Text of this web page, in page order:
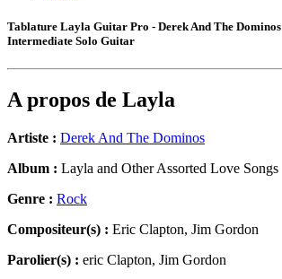
Tablature Layla Guitar Pro - Derek And The Dominos
Intermediate Solo Guitar
A propos de Layla
Artiste : Derek And The Dominos
Album : Layla and Other Assorted Love Songs
Genre : Rock
Compositeur(s) : Eric Clapton, Jim Gordon
Parolier(s) : eric Clapton, Jim Gordon